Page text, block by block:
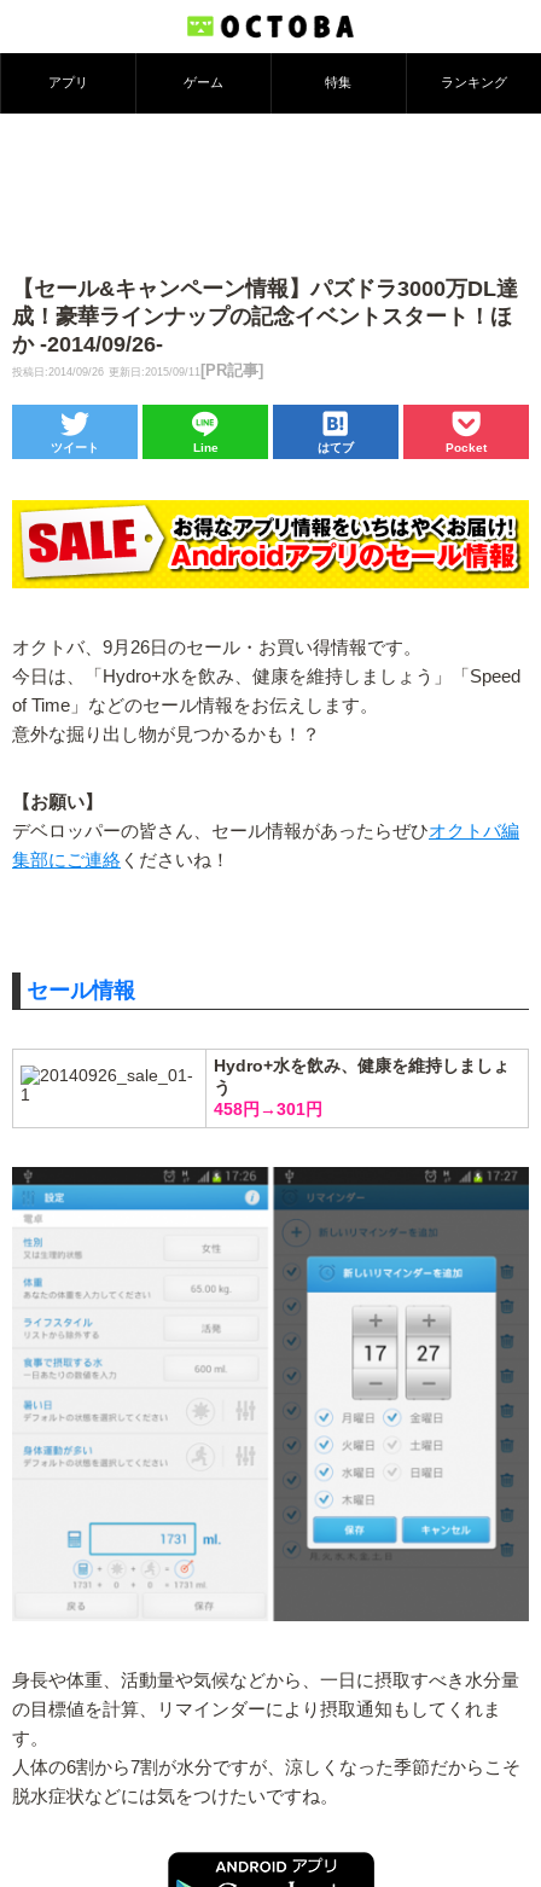
アプリ ゲーム 特集 ランキング
【セール&キャンペーン情報】パズドラ3000万DL達
成！豪華ラインナップの記念イベントスタート！ほ
か -2014/09/26-
投稿日:2014/09/26 更新日:2015/09/11 [PR記事]
ツイート Line はてブ Pocket
オクトバ、9月26日のセール・お買い得情報です。
今日は、「Hydro+水を飲み、健康を維持しましょう」「Speed
of Time」などのセール情報をお伝えします。
意外な掘り出し物が見つかるかも！？
【お願い】
デベロッパーの皆さん、セール情報があったらぜひオクトバ編
集部にご連絡 くださいね！
セール情報
Hydro+水を飲み、健康を維持しましょ
う
458円→301円
身長や体重、活動量や気候などから、一日に摂取すべき水分量
の目標値を計算、リマインダーにより摂取通知もしてくれま
す。
人体の6割から7割が水分ですが、涼しくなった季節だからこそ
脱水症状などには気をつけたいですね。